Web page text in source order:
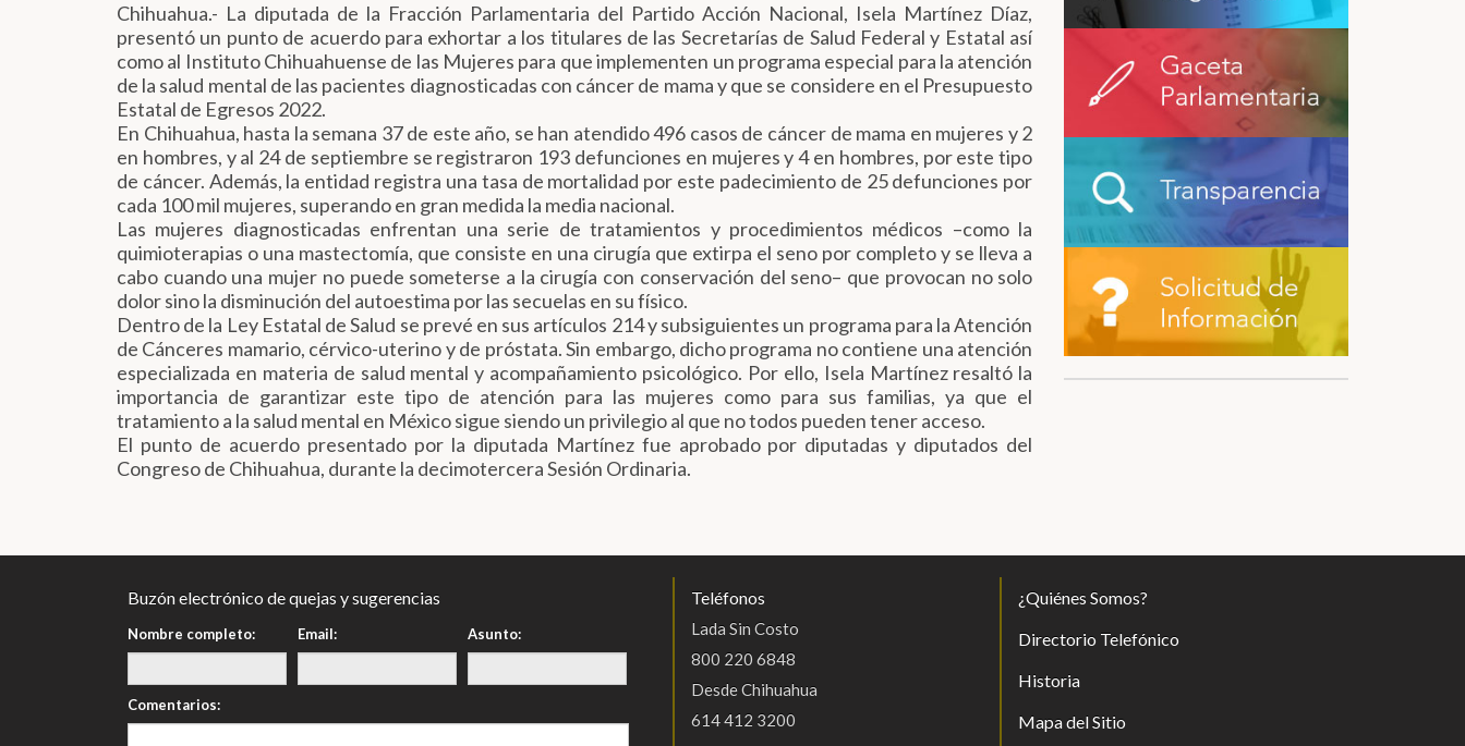
Chihuahua.- La diputada de la Fracción Parlamentaria del Partido Acción Nacional, Isela Martínez Díaz,
presentó un punto de acuerdo para exhortar a los titulares de las Secretarías de Salud Federal y Estatal así
como al Instituto Chihuahuense de las Mujeres para que implementen un programa especial para la atención
de la salud mental de las pacientes diagnosticadas con cáncer de mama y que se considere en el Presupuesto
Estatal de Egresos 2022.
En Chihuahua, hasta la semana 37 de este año, se han atendido 496 casos de cáncer de mama en mujeres y 2
en hombres, y al 24 de septiembre se registraron 193 defunciones en mujeres y 4 en hombres, por este tipo
de cáncer. Además, la entidad registra una tasa de mortalidad por este padecimiento de 25 defunciones por
cada 100 mil mujeres, superando en gran medida la media nacional.
Las mujeres diagnosticadas enfrentan una serie de tratamientos y procedimientos médicos –como la
quimioterapias o una mastectomía, que consiste en una cirugía que extirpa el seno por completo y se lleva a
cabo cuando una mujer no puede someterse a la cirugía con conservación del seno– que provocan no solo
dolor sino la disminución del autoestima por las secuelas en su físico.
Dentro de la Ley Estatal de Salud se prevé en sus artículos 214 y subsiguientes un programa para la Atención
de Cánceres mamario, cérvico-uterino y de próstata. Sin embargo, dicho programa no contiene una atención
especializada en materia de salud mental y acompañamiento psicológico. Por ello, Isela Martínez resaltó la
importancia de garantizar este tipo de atención para las mujeres como para sus familias, ya que el
tratamiento a la salud mental en México sigue siendo un privilegio al que no todos pueden tener acceso.
El punto de acuerdo presentado por la diputada Martínez fue aprobado por diputadas y diputados del
Congreso de Chihuahua, durante la decimotercera Sesión Ordinaria.
Buzón electrónico de quejas y sugerencias
Nombre completo: Email: Asunto:
Comentarios:
Teléfonos
Lada Sin Costo
800 220 6848
Desde Chihuahua
614 412 3200
¿Quiénes Somos?
Directorio Telefónico
Historia
Mapa del Sitio